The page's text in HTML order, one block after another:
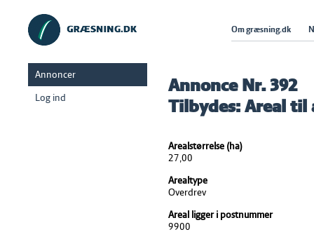
Om græsning.dk
Annoncer
Log ind
Annonce Nr. 392
Tilbydes: Areal
Arealstørrelse (ha)
27,00
Arealtype
Overdrev
Areal ligger i postnummer
9900